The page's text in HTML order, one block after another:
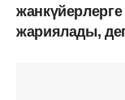
жариялады,